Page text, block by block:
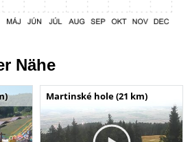
Nähe
Martinské hole (21 km)